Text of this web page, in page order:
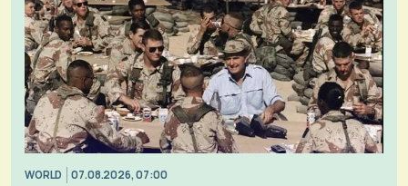
WORLD 07.08.2026, 07:00